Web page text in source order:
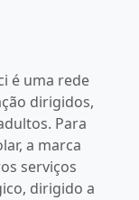
é uma rede
dirigidos,
Para
a marca
serviços
dirigido a